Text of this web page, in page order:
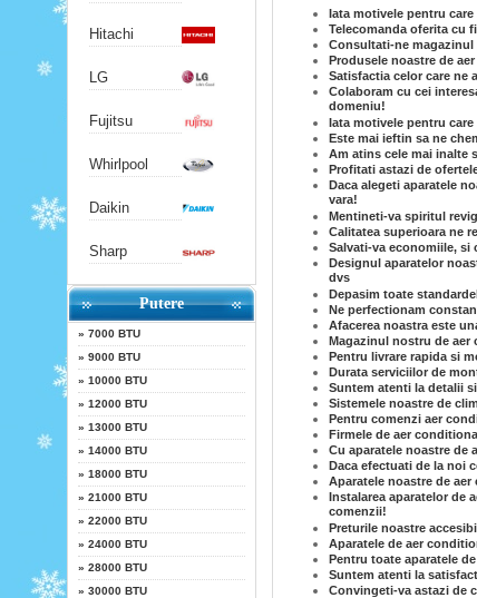
Hitachi
LG
Fujitsu
Whirlpool
Daikin
Sharp
Putere
» 7000 BTU
» 9000 BTU
» 10000 BTU
» 12000 BTU
» 13000 BTU
» 14000 BTU
» 18000 BTU
» 21000 BTU
» 22000 BTU
» 24000 BTU
» 28000 BTU
» 30000 BTU
Iata motivele pentru
Telecomanda oferita cu
Consultati-ne magazinul
Produsele noastre de
Satisfactia celor care ne
Colaboram cu cei
domeniu!
Iata motivele pentru
Este mai ieftin sa ne
Am atins cele mai inalte
Profitati astazi de
Daca alegeti aparatele
vara!
Mentineti-va spiritul
Calitatea superioara ne
Salvati-va economiile, si
Designul aparatelor
dvs
Depasim toate
Ne perfectionam
Afacerea noastra este
Magazinul nostru de aer
Pentru livrare rapida si
Durata serviciilor de
Suntem atenti la detalii
Sistemele noastre de
Pentru comenzi aer
Firmele de aer
Cu aparatele noastre
Daca efectuati de la noi
Aparatele noastre de
Instalarea aparatelor de
comenzii!
Preturile noastre
Aparatele de aer
Pentru toate aparatele
Suntem atenti la
Convingeti-va astazi de